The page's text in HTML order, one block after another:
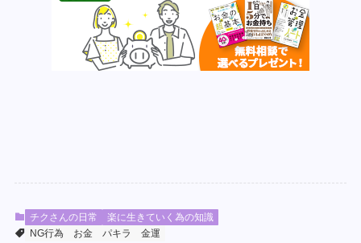
チクさんの日常
楽に生きていく為の知識
NG行為
お金 パキラ 金運